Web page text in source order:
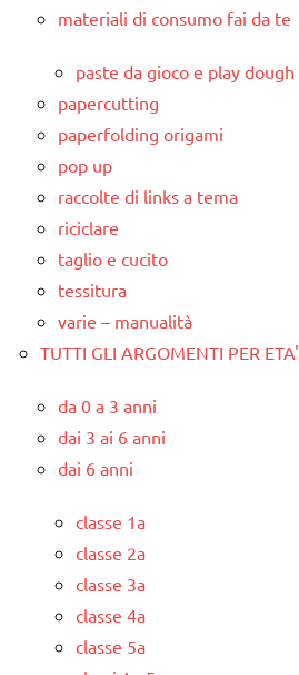
materiali di consumo fai da te
paste da gioco e play dough
papercutting
paperfolding origami
pop up
raccolte di links a tema
riciclare
taglio e cucito
tessitura
varie – manualità
TUTTI GLI ARGOMENTI PER ETA'
da 0 a 3 anni
dai 3 ai 6 anni
dai 6 anni
classe 1a
classe 2a
classe 3a
classe 4a
classe 5a